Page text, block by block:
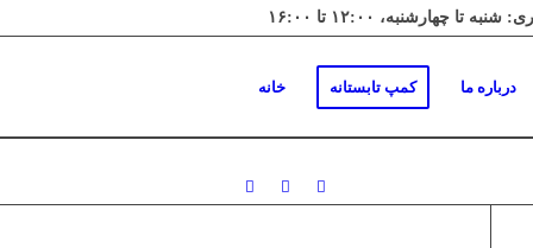
خانه کمپ تابستانه درباره ما